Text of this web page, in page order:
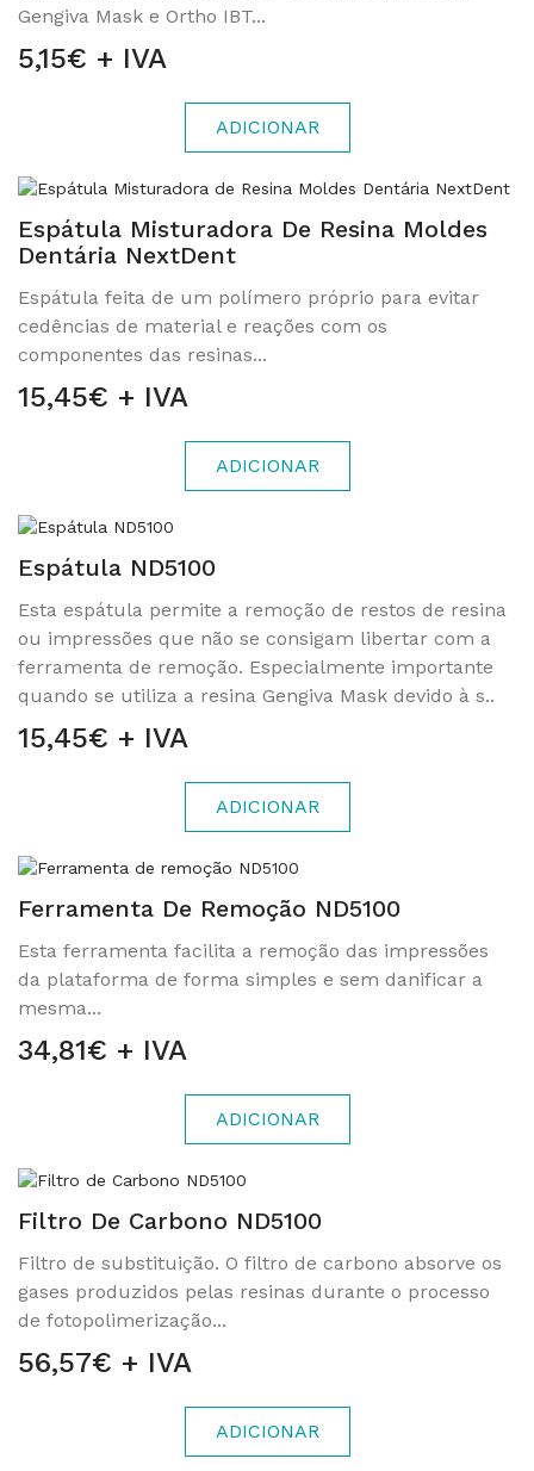
Gengiva Mask e Ortho IBT...
5,15€ + IVA
ADICIONAR
Espátula Misturadora De Resina Moldes
Dentária NextDent
Espátula feita de um polímero próprio para evitar
cedências de material e reações com os
componentes das resinas...
15,45€ + IVA
ADICIONAR
Espátula ND5100
Esta espátula permite a remoção de restos de resina
ou impressões que não se consigam libertar com a
ferramenta de remoção. Especialmente importante
quando se utiliza a resina Gengiva Mask devido à s..
15,45€ + IVA
ADICIONAR
Ferramenta De Remoção ND5100
Esta ferramenta facilita a remoção das impressões
da plataforma de forma simples e sem danificar a
mesma...
34,81€ + IVA
ADICIONAR
Filtro De Carbono ND5100
Filtro de substituição. O filtro de carbono absorve os
gases produzidos pelas resinas durante o processo
de fotopolimerização...
56,57€ + IVA
ADICIONAR